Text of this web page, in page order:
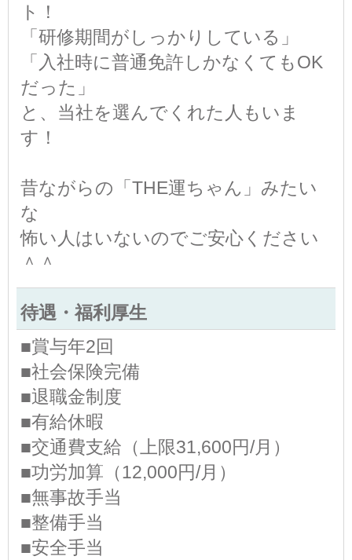
ト！
「研修期間がしっかりしている」
「入社時に普通免許しかなくてもOK
だった」
と、当社を選んでくれた人もいま
す！
昔ながらの「THE運ちゃん」みたい
な
怖い人はいないのでご安心ください
＾＾
待遇・福利厚生
■賞与年2回
■社会保険完備
■退職金制度
■有給休暇
■交通費支給（上限31,600円/月）
■功労加算（12,000円/月）
■無事故手当
■整備手当
■安全手当